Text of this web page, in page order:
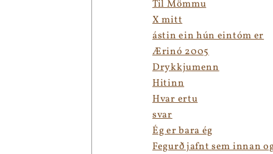
Til Mömmu
X mitt
ástin ein hún eintóm er
Ærinó 2005
Drykkjumenn
Hitinn
Hvar ertu
svar
Ég er bara ég
Fegurð jafnt sem innan